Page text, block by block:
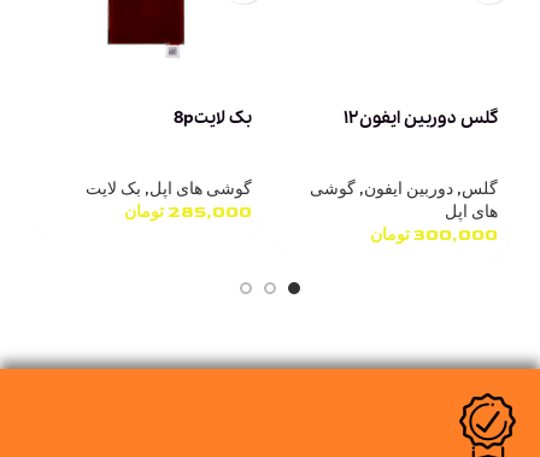
گلس دوربین ایفون۱۲
گلس, دوربین ایفون, گوشی
های اپل
300,000تومان
بک لایت8p
گوشی های اپل, بک لایت
285,000 تومان